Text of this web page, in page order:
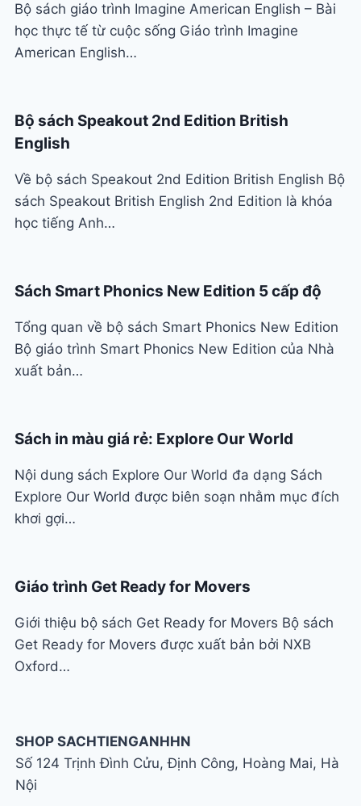
Bộ sách giáo trình Imagine American English – Bài
học thực tế từ cuộc sống Giáo trình Imagine
American English…
Bộ sách Speakout 2nd Edition British
English
Về bộ sách Speakout 2nd Edition British English Bộ
sách Speakout British English 2nd Edition là khóa
học tiếng Anh…
Sách Smart Phonics New Edition 5 cấp độ
Tổng quan về bộ sách Smart Phonics New Edition
Bộ giáo trình Smart Phonics New Edition của Nhà
xuất bản…
Sách in màu giá rẻ: Explore Our World
Nội dung sách Explore Our World đa dạng Sách
Explore Our World được biên soạn nhằm mục đích
khơi gợi…
Giáo trình Get Ready for Movers
Giới thiệu bộ sách Get Ready for Movers Bộ sách
Get Ready for Movers được xuất bản bởi NXB
Oxford…
SHOP SACHTIENGANHHN
Số 124 Trịnh Đình Cửu, Định Công, Hoàng Mai, Hà
Nội